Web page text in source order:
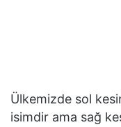
Ülkemizde sol
isimdir ama sağ